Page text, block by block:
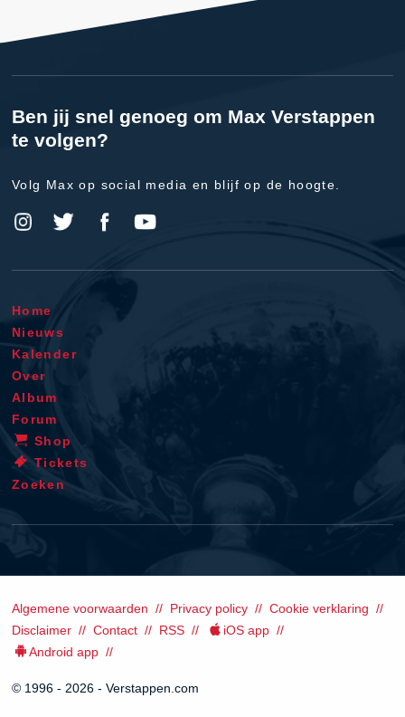
Ben jij snel genoeg om Max Verstappen
te volgen?
Volg Max op social media en blijf op de hoogte.
Home
Nieuws
Kalender
Over
Album
Forum
Shop
Tickets
Zoeken
Algemene voorwaarden Privacy policy
Cookie verklaring
Disclaimer
Contact RSS
iOS app
Android app
© 1996 - 2026 - Verstappen.com